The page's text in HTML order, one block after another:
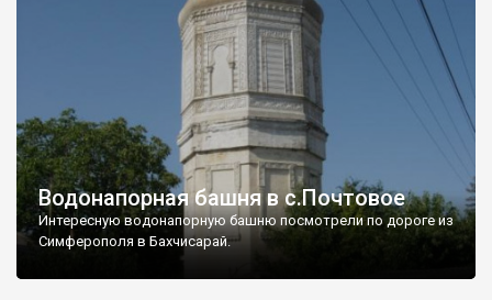
Водонапорная башня в с.Почтовое
Интересную водонапорную башню посмотрели по дороге из
Симферополя в Бахчисарай.